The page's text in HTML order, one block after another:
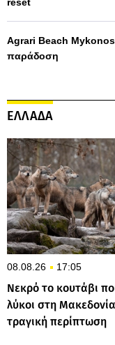
Agrari Beach Mykonos:
παράδοση
ΕΛΛΑΔΑ
08.08.26 17:05
Νεκρό το κουτάβι
λύκοι στη
τραγική περίπτωση